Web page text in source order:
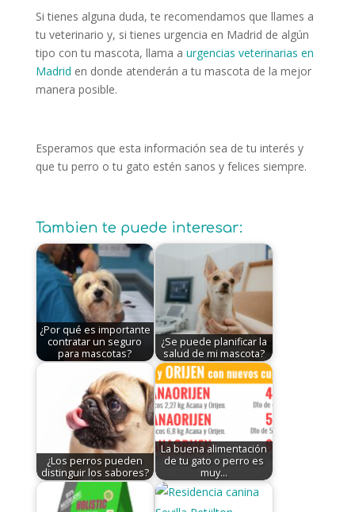
Si tienes alguna duda, te recomendamos que llames a
tu veterinario y, si tienes urgencia en Madrid de algún
tipo con tu mascota, llama a urgencias veterinarias en
Madrid en donde atenderán a tu mascota de la mejor
manera posible.
Esperamos que esta información sea de tu interés y
que tu perro o tu gato estén sanos y felices siempre.
Tambien te puede interesar:
¿Por qué es importante
contratar un seguro
para mascotas?
¿Se puede planificar la
salud de mi mascota?
¿Los perros pueden
distinguir los sabores?
La buena alimentación
de tu gato o perro es
muy…